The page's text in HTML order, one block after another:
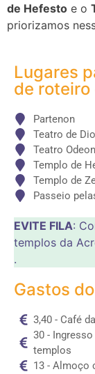
de Hefesto e o
priorizamos
Lugares
de roteiro
Partenon
Teatro de
Teatro
Templo de
Templo de
Passeio
EVITE FILA:
templos da
.
Gastos
3,40 - Café
30 -
templos
13 - Almoço